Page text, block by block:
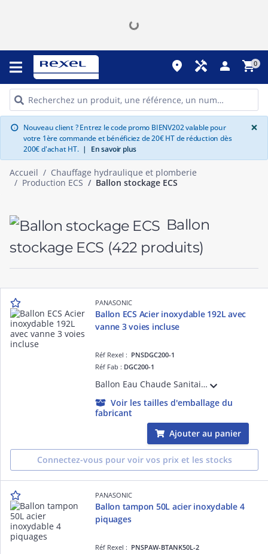
place handyman person shopping_cart0
info Nouveau client ? Entrez le code promo BIENV202 valable pour
votre 1ère commande et bénéficiez de 20€ HT de réduction dès
200€ d'achat HT. | En savoir plus
×
Accueil
Chauffage hydraulique et plomberie
Production ECS
Ballon stockage ECS
Ballon
stockage ECS (422 produits)
PANASONIC
Ballon ECS Acier inoxydable 192L avec
vanne 3 voies incluse
Réf Rexel : PNSDGC200-1
Réf Fab : DGC200-1
Ballon Eau Chaude Sanitaire fabriqué en Acier inoxydable d'une capacité de 192L avec vanne 3 voies incluse
Voir les tailles d'emballage du
fabricant
Ajouter au panier
Connectez-vous pour voir vos prix et les stocks
PANASONIC
Ballon tampon 50L acier inoxydable 4
piquages
Réf Rexel : PNSPAW-BTANK50L-2